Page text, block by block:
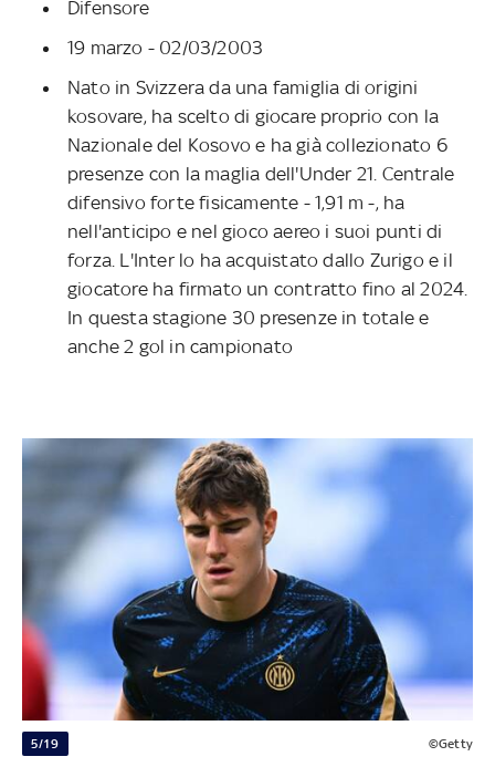
Difensore
19 marzo - 02/03/2003
Nato in Svizzera da una famiglia di origini
kosovare, ha scelto di giocare proprio con la
Nazionale del Kosovo e ha già collezionato 6
presenze con la maglia dell'Under 21. Centrale
difensivo forte fisicamente - 1,91 m -, ha
nell'anticipo e nel gioco aereo i suoi punti di
forza. L'Inter lo ha acquistato dallo Zurigo e il
giocatore ha firmato un contratto fino al 2024.
In questa stagione 30 presenze in totale e
anche 2 gol in campionato
5/19 ©Getty